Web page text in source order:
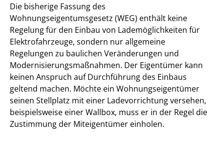
Die bisherige Fassung des
Wohnungseigentumsgesetz (WEG) enthält keine
Regelung für den Einbau von Lademöglichkeiten für
Elektrofahrzeuge, sondern nur allgemeine
Regelungen zu baulichen Veränderungen und
Modernisierungsmaßnahmen. Der Eigentümer kann
keinen Anspruch auf Durchführung des Einbaus
geltend machen. Möchte ein Wohnungseigentümer
seinen Stellplatz mit einer Ladevorrichtung versehen,
beispielsweise einer Wallbox, muss er in der Regel die
Zustimmung der Miteigentümer einholen.